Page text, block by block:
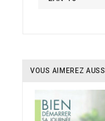
VOUS AIMEREZ AUSSI